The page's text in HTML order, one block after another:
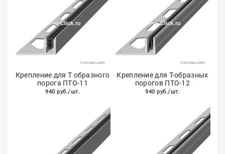
Крепление для Т образного
порога ПТО-11
940 руб./шт.
Крепление для Т-образных
порогов ПТО-12
940 руб./шт.